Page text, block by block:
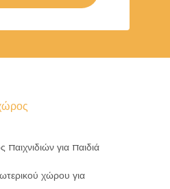
για παιδιά
χώρου για